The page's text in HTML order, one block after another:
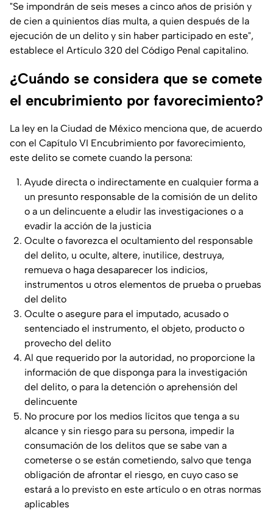
"Se impondrán de seis meses a cinco años de prisión y
de cien a quinientos días multa, a quien después de la
ejecución de un delito y sin haber participado en este",
establece el Artículo 320 del Código Penal capitalino.
¿Cuándo se considera que se comete
el encubrimiento por favorecimiento?
La ley en la Ciudad de México menciona que, de acuerdo
con el Capítulo VI Encubrimiento por favorecimiento,
este delito se comete cuando la persona:
Ayude directa o indirectamente en cualquier forma a
un presunto responsable de la comisión de un delito
o a un delincuente a eludir las investigaciones o a
evadir la acción de la justicia
Oculte o favorezca el ocultamiento del responsable
del delito, u oculte, altere, inutilice, destruya,
remueva o haga desaparecer los indicios,
instrumentos u otros elementos de prueba o pruebas
del delito
Oculte o asegure para el imputado, acusado o
sentenciado el instrumento, el objeto, producto o
provecho del delito
Al que requerido por la autoridad, no proporcione la
información de que disponga para la investigación
del delito, o para la detención o aprehensión del
delincuente
No procure por los medios lícitos que tenga a su
alcance y sin riesgo para su persona, impedir la
consumación de los delitos que se sabe van a
cometerse o se están cometiendo, salvo que tenga
obligación de afrontar el riesgo, en cuyo caso se
estará a lo previsto en este artículo o en otras normas
aplicables